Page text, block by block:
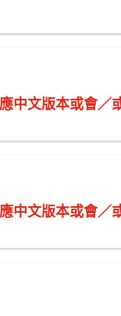
中文版本或會／
中文版本或會／